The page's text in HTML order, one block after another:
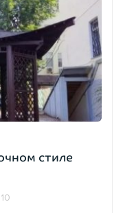
стиле